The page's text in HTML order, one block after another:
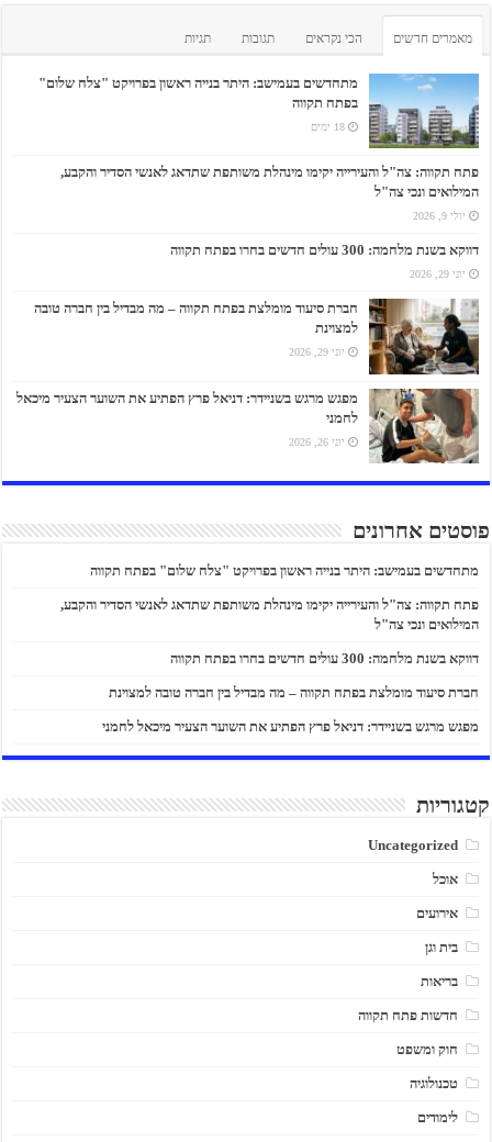
מאמרים חדשים הכי נקראים תגובות תגיות
מתחדשים בעמישב: היתר בנייה ראשון בפרויקט "צלח שלום"
בפתח תקווה
18 ימים
פתח תקווה: צה"ל והעירייה יקימו מינהלת משותפת שתדאג לאנשי הסדיר והקבע,
המילואים ונכי צה"ל
יולי 9, 2026
דווקא בשנת מלחמה: 300 עולים חדשים בחרו בפתח תקווה
יוני 29, 2026
חברת סיעוד מומלצת בפתח תקווה – מה מבדיל בין חברה טובה
למצוינת
יוני 29, 2026
מפגש מרגש בשניידר: דניאל פרץ הפתיע את השוער הצעיר מיכאל
לחמני
יוני 26, 2026
פוסטים אחרונים
מתחדשים בעמישב: היתר בנייה ראשון בפרויקט "צלח שלום" בפתח תקווה
פתח תקווה: צה"ל והעירייה יקימו מינהלת משותפת שתדאג לאנשי הסדיר והקבע,
המילואים ונכי צה"ל
דווקא בשנת מלחמה: 300 עולים חדשים בחרו בפתח תקווה
חברת סיעוד מומלצת בפתח תקווה – מה מבדיל בין חברה טובה למצוינת
מפגש מרגש בשניידר: דניאל פרץ הפתיע את השוער הצעיר מיכאל לחמני
קטגוריות
Uncategorized
אוכל
אירועים
בית וגן
בריאות
חדשות פתח תקווה
חוק ומשפט
טכנולוגיה
לימודים